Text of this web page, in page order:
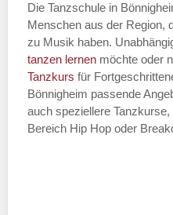
Die Tanzschule in
Menschen aus der Region,
zu Musik haben.
tanzen lernen möchte oder
Tanzkurs für
Bönnigheim passende
auch speziellere
Bereich Hip Hop oder